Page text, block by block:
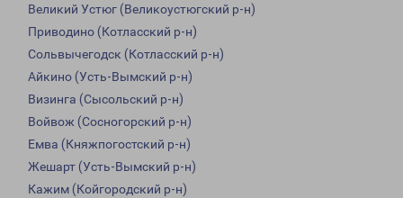
Великий Устюг (Великоустюгский р-н)
Приводино (Котласский р-н)
Сольвычегодск (Котласский р-н)
Айкино (Усть-Вымский р-н)
Визинга (Сысольский р-н)
Войвож (Сосногорский р-н)
Емва (Княжпогостский р-н)
Жешарт (Усть-Вымский р-н)
Кажим (Койгородский р-н)